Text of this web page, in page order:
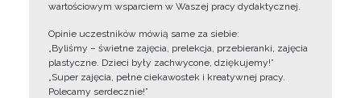
wartościowym wsparciem w Waszej pracy dydaktycznej.
Opinie uczestników mówią same za siebie:
„Byliśmy – świetne zajęcia, prelekcja, przebieranki, zajęcia
plastyczne. Dzieci były zachwycone, dziękujemy!”
„Super zajęcia, pełne ciekawostek i kreatywnej pracy.
Polecamy serdecznie!”